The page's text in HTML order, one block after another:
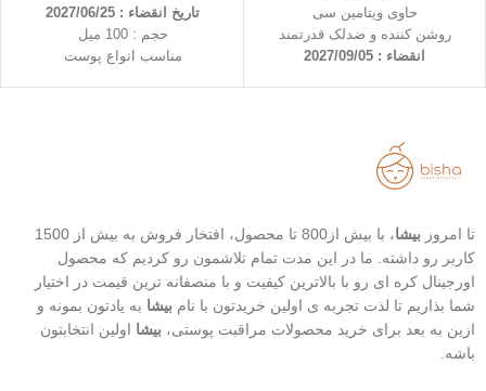
حاوی ویتامین سی
روشن کننده و ضدلک قدرتمند
انقضاء : 2027/09/05
تاریخ انقضاء : 2027/06/25
حجم : 100 میل
مناسب انواع پوست
تا امروز بیشا
، با بیش از800 تا محصول، افتخار فروش به بیش از 1500
کاربر رو داشته. ما در این مدت تمام تلاشمون رو کردیم که محصول
اورجینال کره ای رو با بالاترین کیفیت و با منصفانه ترین قیمت در اختیار
شما بذاریم تا لذت تجربه ی اولین خریدتون با نام بیشا به یادتون بمونه و
ازین به بعد برای خرید محصولات مراقبت پوستی، بیشا اولین انتخابتون
باشه.